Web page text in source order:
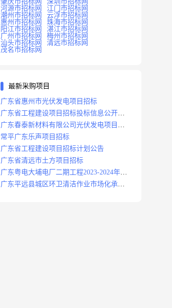
河源市招标网
江门市招标网
潮州市招标网
云浮市招标网
惠州市招标网
珠海市招标网
阳江市招标网
湛江市招标网
广州市招标网
梅州市招标网
汕头市招标网
清远市招标网
茂名市招标网
最新采购项目
广东省惠州市光伏发电项目招标
广东省工程建设项目招标投标信息公开目
录
广东春泰新材料有限公司光伏发电项目招
标
常平广东乐声项目招标
广东省工程建设项目招标计划公告
广东省清远市土方项目招标
广东粤电大埔电厂二期工程2023-2024年度
安保服务项目招标公告
广东平远县城区环卫清洁作业市场化承包